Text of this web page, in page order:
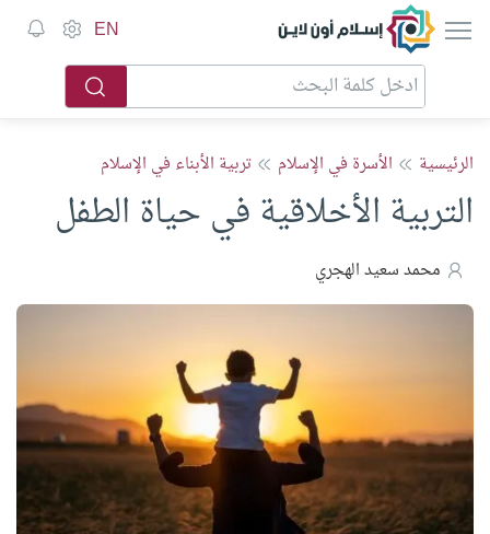
إسلام أون لاين EN
الرئيسية الأسرة في الإسلام تربية الأبناء في الإسلام
التربية الأخلاقية في حياة الطفل
محمد سعيد الهجري